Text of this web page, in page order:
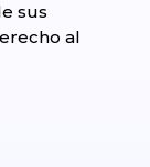
sus
al